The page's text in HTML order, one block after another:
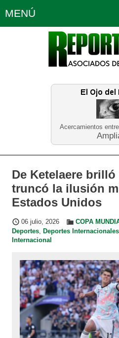
Acercamientos
MENÚ
Política Opinión
Planeta
De Ketelaere
truncó la ilusión
Estados Unidos
06 julio, 2026 COPA
Deportes, Deportes Internacionales
Internacional